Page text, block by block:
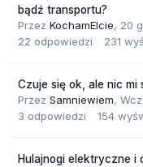
bądź transportu?
Przez KochamElcie, 20
22 odpowiedzi 231
Czuje się ok, ale nic mi
Przez Samniewiem,
3 odpowiedzi 154
Hulajnogi elektryczne i